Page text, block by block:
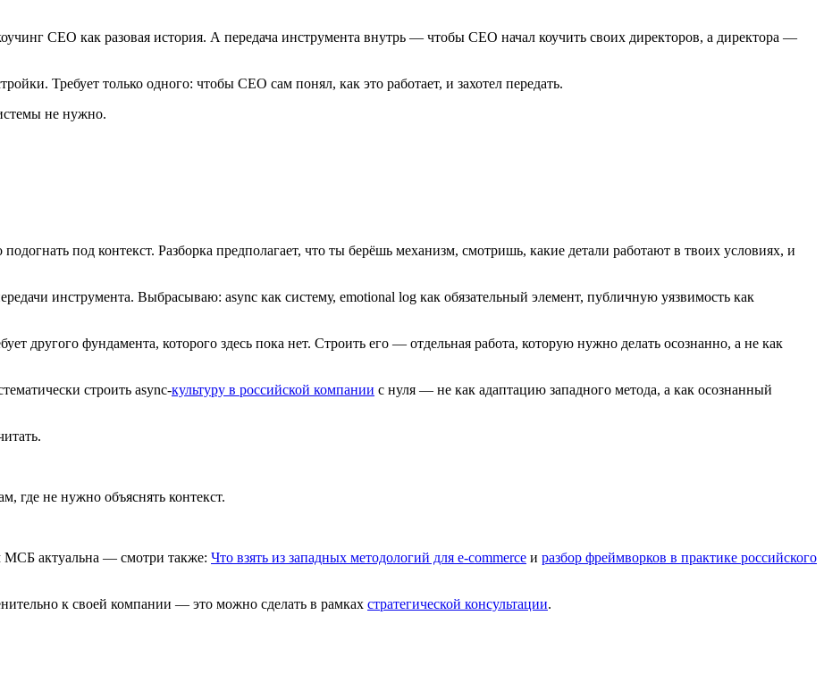
CEO как разовая история. А передача инструмента внутрь — чтобы CEO начал коучить своих директоров, а директора —
Требует только одного: чтобы CEO сам понял, как это работает, и захотел передать.
не нужно.
под контекст. Разборка предполагает, что ты берёшь механизм, смотришь, какие детали работают в твоих условиях, и
инструмента. Выбрасываю: async как систему, emotional log как обязательный элемент, публичную уязвимость как
другого фундамента, которого здесь пока нет. Строить его — отдельная работа, которую нужно делать осознанно, а не как
строить async-культуру в российской компании с нуля — не как адаптацию западного метода, а как осознанный
где не нужно объяснять контекст.
МСБ актуальна — смотри также: Что взять из западных методологий для e-commerce и разбор фреймворков в практике российского
к своей компании — это можно сделать в рамках стратегической консультации.